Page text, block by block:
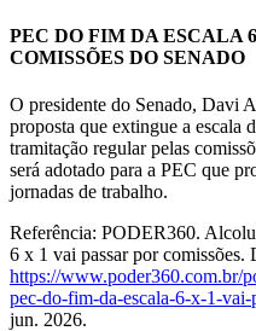
PEC DO FIM DA ESCALA
COMISSÕES DO SENADO
O presidente do Senado, Davi
proposta que extingue a escala
tramitação regular pelas
será adotado para a PEC que
jornadas de trabalho.
Referência: PODER360.
6 x 1 vai passar por comissões.
https://www.poder360.com.br/
pec-do-fim-da-escala-6-x-1-vai-
jun. 2026.